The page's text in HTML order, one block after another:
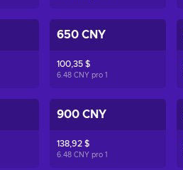
650 CNY
100,35 $
6.48 CNY pro 1
900 CNY
138,92 $
6.48 CNY pro 1